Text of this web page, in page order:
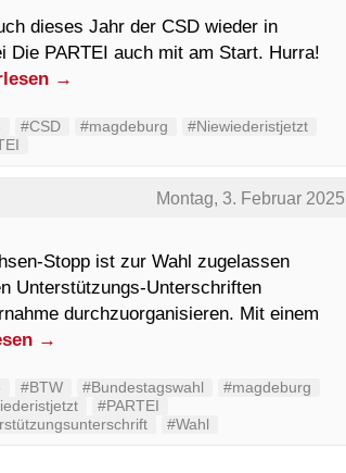
dieses Jahr der CSD wieder in
Die PARTEI auch mit am Start. Hurra!
→
#CSD #magdeburg
#Niewiederistjetzt
Montag, 3. Februar 2025
Stopp ist zur Wahl zugelassen
Unterstützungs-Unterschriften
durchzuorganisieren. Mit einem
→
#BTW #Bundestagswahl
#magdeburg
#PARTEI
#Wahl